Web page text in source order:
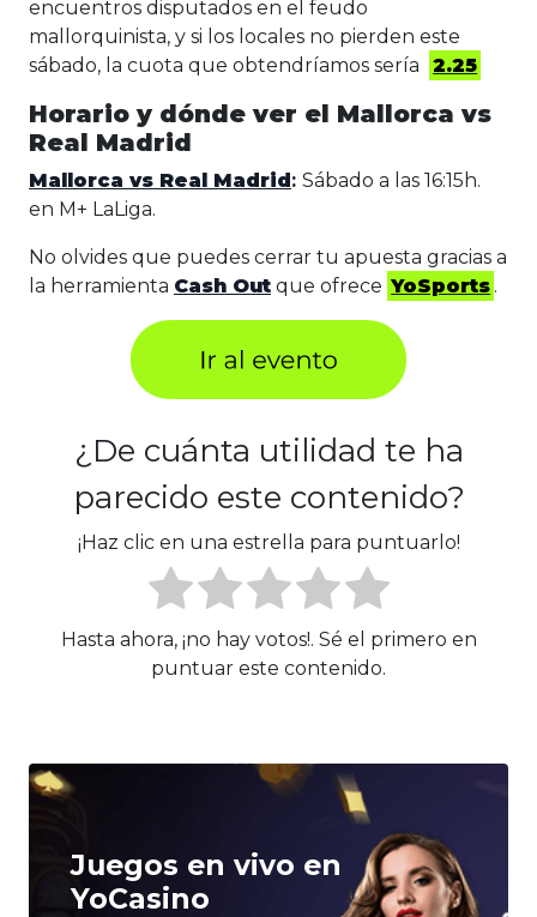
encuentros disputados en el feudo
mallorquinista, y si los locales no pierden este
sábado, la cuota que obtendríamos sería
2.25
Horario y dónde ver el Mallorca vs
Real Madrid
Mallorca vs Real Madrid: Sábado a las 16:15h.
en M+ LaLiga.
No olvides que puedes cerrar tu apuesta gracias a
la herramienta Cash Out que ofrece YoSports .
¿De cuánta utilidad te ha
parecido este contenido?
¡Haz clic en una estrella para puntuarlo!
Hasta ahora, ¡no hay votos!. Sé el primero en
puntuar este contenido.
Juegos en vivo en
YoCasino